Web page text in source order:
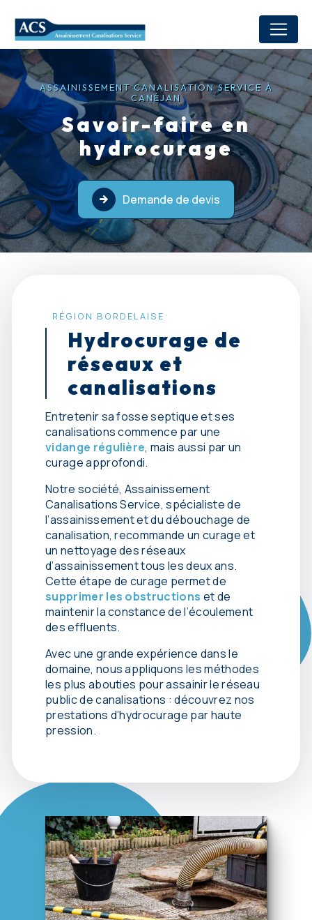
ASSAINISSEMENT CANALISATION SERVICE À
CANÉJAN
Savoir-faire en
hydrocurage
Demande de devis
RÉGION BORDELAISE
Hydrocurage de
réseaux et
canalisations
Entretenir sa fosse septique et ses
canalisations commence par une
vidange régulière, mais aussi par un
curage approfondi.
Notre société, Assainissement
Canalisations Service, spécialiste de
l’assainissement et du débouchage de
canalisation, recommande un curage et
un nettoyage des réseaux
d’assainissement tous les deux ans.
Cette étape de curage permet de
supprimer les obstructions et de
maintenir la constance de l’écoulement
des effluents.
Avec une grande expérience dans le
domaine, nous appliquons les méthodes
les plus abouties pour assainir le réseau
public de canalisations : découvrez nos
prestations d’hydrocurage par haute
pression.